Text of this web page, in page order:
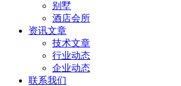
别墅
酒店会所
资讯文章
技术文章
行业动态
企业动态
联系我们